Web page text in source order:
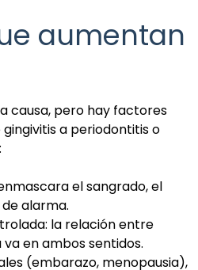
aumentan
causa, pero hay factores
a periodontitis o
el sangrado, el
alarma.
la relación entre
en ambos sentidos.
(embarazo, menopausia),